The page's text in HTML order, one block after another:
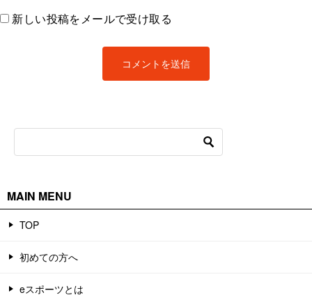
新しい投稿をメールで受け取る
MAIN MENU
TOP
初めての方へ
eスポーツとは